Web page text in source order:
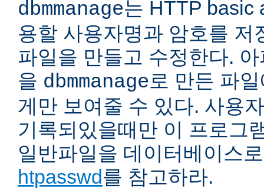
dbmmanage는 HTTP basic
용할 사용자명과 암호를 저
파일을 만들고 수정한다.
을 dbmmanage로 만든 파
게만 보여줄 수 있다. 사용
기록되있을때만 이 프로그
일반파일을 데이터베이스
htpasswd를 참고하라.